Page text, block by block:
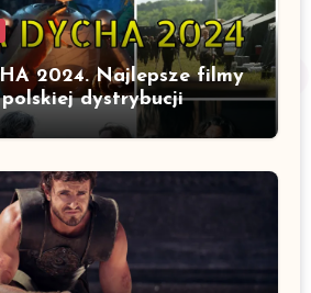
2024. Najlepsze filmy
dystrybucji